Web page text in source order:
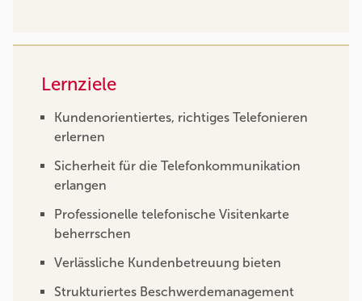
Lernziele
Kundenorientiertes, richtiges Telefonieren
erlernen
Sicherheit für die Telefonkommunikation
erlangen
Professionelle telefonische Visitenkarte
beherrschen
Verlässliche Kundenbetreuung bieten
Strukturiertes Beschwerdemanagement